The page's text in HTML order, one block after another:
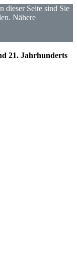
dieser Seite sind Sie
Nähere
21. Jahrhunderts